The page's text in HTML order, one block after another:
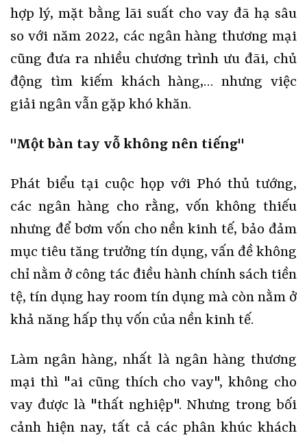
hợp lý, mặt bằng lãi suất cho vay đã hạ sâu
so với năm 2022, các ngân hàng thương mại
cũng đưa ra nhiều chương trình ưu đãi, chủ
động tìm kiếm khách hàng,… nhưng việc
giải ngân vẫn gặp khó khăn.
"Một bàn tay vỗ không nên tiếng"
Phát biểu tại cuộc họp với Phó thủ tướng,
các ngân hàng cho rằng, vốn không thiếu
nhưng để bơm vốn cho nền kinh tế, bảo đảm
mục tiêu tăng trưởng tín dụng, vấn đề không
chỉ nằm ở công tác điều hành chính sách tiền
tệ, tín dụng hay room tín dụng mà còn nằm ở
khả năng hấp thụ vốn của nền kinh tế.
Làm ngân hàng, nhất là ngân hàng thương
mại thì "ai cũng thích cho vay", không cho
vay được là "thất nghiệp". Nhưng trong bối
cảnh hiện nay, tất cả các phân khúc khách